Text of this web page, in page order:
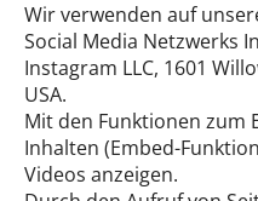
Wir verwenden auf
Social Media Netzwerks
Instagram LLC, 1601
USA.
Mit den Funktionen zum
Inhalten (Embed-
Videos anzeigen.